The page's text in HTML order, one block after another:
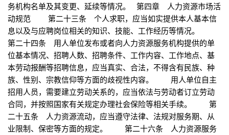
务机构名单及其变更、延续等情况。 第四章 人力资源市场活
动规范 第二十三条 个人求职，应当如实提供本人基本信
息以及与应聘岗位相关的知识、技能、工作经历等情况。
第二十四条 用人单位发布或者向人力资源服务机构提供的单
位基本情况、招聘人数、招聘条件、工作内容、工作地点、基
本劳动报酬等招聘信息，应当真实、合法，不得含有民族、种
族、性别、宗教信仰等方面的歧视性内容。 用人单位自主
招用人员，需要建立劳动关系的，应当依法与劳动者订立劳动
合同，并按照国家有关规定办理社会保险等相关手续。 第
二十五条 人力资源流动，应当遵守法律、法规对服务期、从
业限制、保密等方面的规定。 第二十六条 人力资源服务